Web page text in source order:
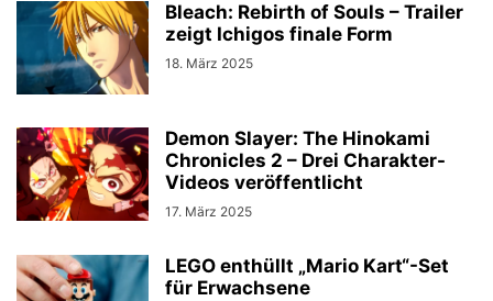
Bleach: Rebirth of Souls – Trailer
zeigt Ichigos finale Form
18. März 2025
Demon Slayer: The Hinokami
Chronicles 2 – Drei Charakter-
Videos veröffentlicht
17. März 2025
LEGO enthüllt „Mario Kart“-Set
für Erwachsene